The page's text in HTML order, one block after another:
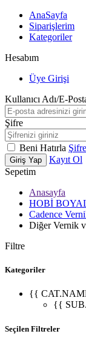
AnaSayfa
Siparişlerim
Kategoriler
Hesabım
Üye Girişi
Kullanıcı Adı/E-
Şifre
Beni Hatırla
Giriş Yap
Kayıt Ol
Sepetim
Anasayfa
HOBİ
Cadence
Diğer Vernik
Filtre
Kategoriler
{{
{{
Seçilen Filtreler